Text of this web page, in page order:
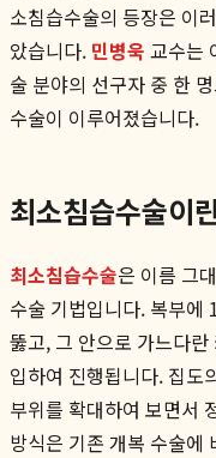
소침습수술의 등장은 이
았습니다. 민병욱 교수는
술 분야의 선구자 중 한
수술이 이루어졌습니다.
최소침습수술이
최소침습수술은 이름 그
수술 기법입니다. 복부에
뚫고, 그 안으로 가느다
입하여 진행됩니다. 집도
부위를 확대하여 보면서
방식은 기존 개복 수술에